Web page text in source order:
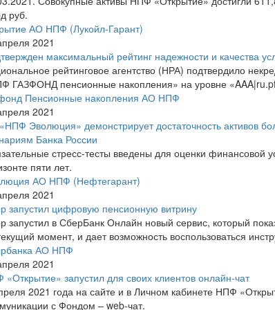
руб.
АО НПФ (Лукойл-Гарант)
2021
максимальный рейтинг надежности и качества
рейтинговое агентство (НРА) подтвердило
ГАЗФОНД пенсионные накопления» на уровне
Пенсионные накопления АО НПФ
2021
Эволюция» демонстрирует достаточность активов
Банка России
стресс-тесты введены для оценки финансовой
пяти лет.
АО НПФ (Нефтегарант)
2021
запустил цифровую пенсионную витрину
запустил в СберБанк Онлайн новый сервис, который
момент, и дает возможность воспользоваться
АО НПФ
2021
запустил для своих клиентов онлайн-чат
2021 года на сайте и в Личном кабинете НПФ
с Фондом – web-чат.